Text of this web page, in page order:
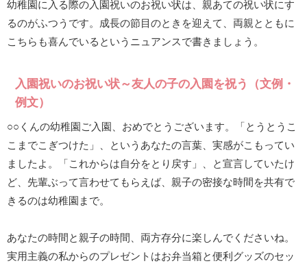
幼稚園に入る際の入園祝いのお祝い状は、親あての祝い状にす
るのがふつうです。成長の節目のときを迎えて、両親とともに
こちらも喜んでいるというニュアンスで書きましょう。
入園祝いのお祝い状～友人の子の入園を祝う（文例・
例文）
○○くんの幼稚園ご入園、おめでとうございます。「とうとうこ
こまでこぎつけた」、というあなたの言葉、実感がこもってい
ましたよ。「これからは自分をとり戻す」、と宣言していたけ
ど、先輩ぶって言わせてもらえば、親子の密接な時間を共有で
きるのは幼稚園まで。
あなたの時間と親子の時間、両方存分に楽しんでくださいね。
実用主義の私からのプレゼントはお弁当箱と便利グッズのセッ